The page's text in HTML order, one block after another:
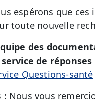
espérons que
toute nouvelle
des
service de
Questions-santé
: Nous vous